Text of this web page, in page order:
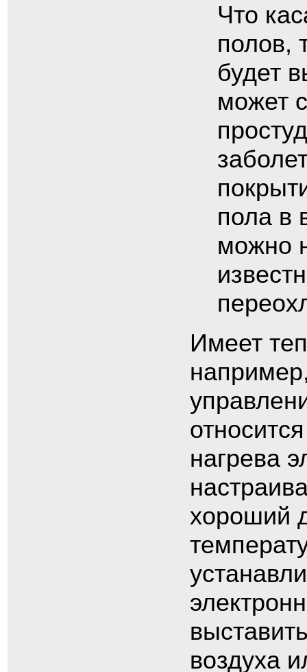
Что
полов,
будет
может
пола в
можно
Имеет
нагрева
хороший
воздуха